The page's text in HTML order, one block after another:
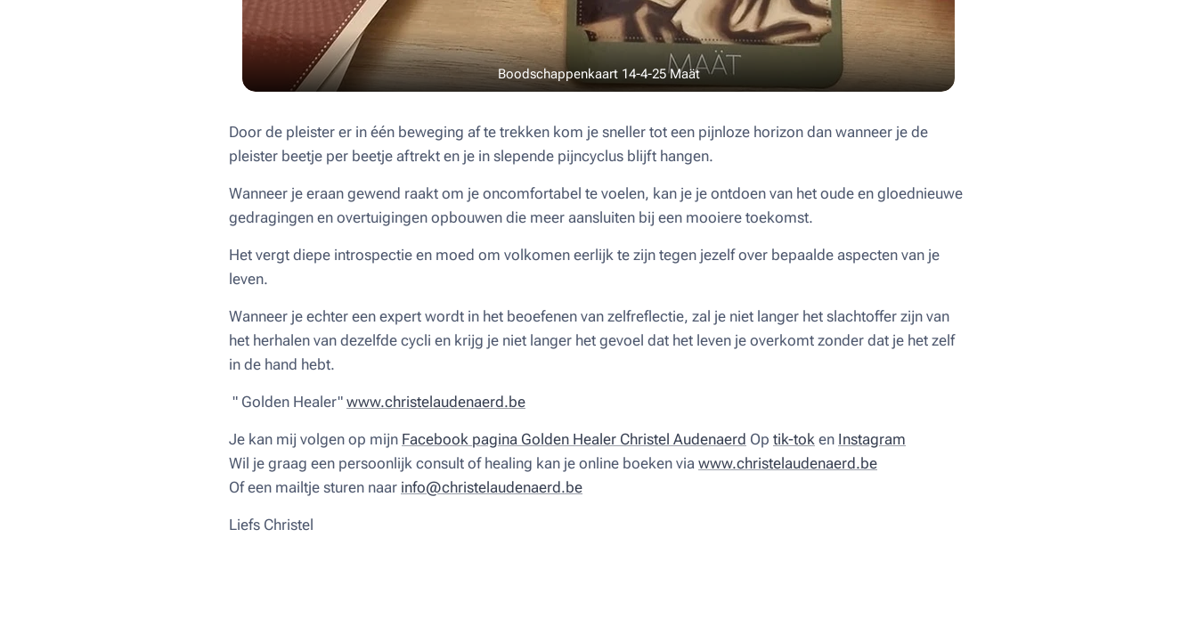
Boodschappenkaart 14-4-25 Maät
Door de pleister er in één beweging af te trekken kom je sneller tot een pijnloze horizon dan wanneer je de
pleister beetje per beetje aftrekt en je in slepende pijncyclus blijft hangen.
Wanneer je eraan gewend raakt om je oncomfortabel te voelen, kan je je ontdoen van het oude en gloednieuwe
gedragingen en overtuigingen opbouwen die meer aansluiten bij een mooiere toekomst.
Het vergt diepe introspectie en moed om volkomen eerlijk te zijn tegen jezelf over bepaalde aspecten van je
leven.
Wanneer je echter een expert wordt in het beoefenen van zelfreflectie, zal je niet langer het slachtoffer zijn van
het herhalen van dezelfde cycli en krijg je niet langer het gevoel dat het leven je overkomt zonder dat je het zelf
in de hand hebt.
" Golden Healer" www.christelaudenaerd.be
Je kan mij volgen op mijn Facebook pagina Golden Healer Christel Audenaerd Op tik-tok en Instagram
Wil je graag een persoonlijk consult of healing kan je online boeken via www.christelaudenaerd.be
Of een mailtje sturen naar info@christelaudenaerd.be
Liefs Christel ♥